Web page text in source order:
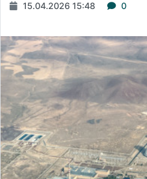
15.04.2026 15:48 0